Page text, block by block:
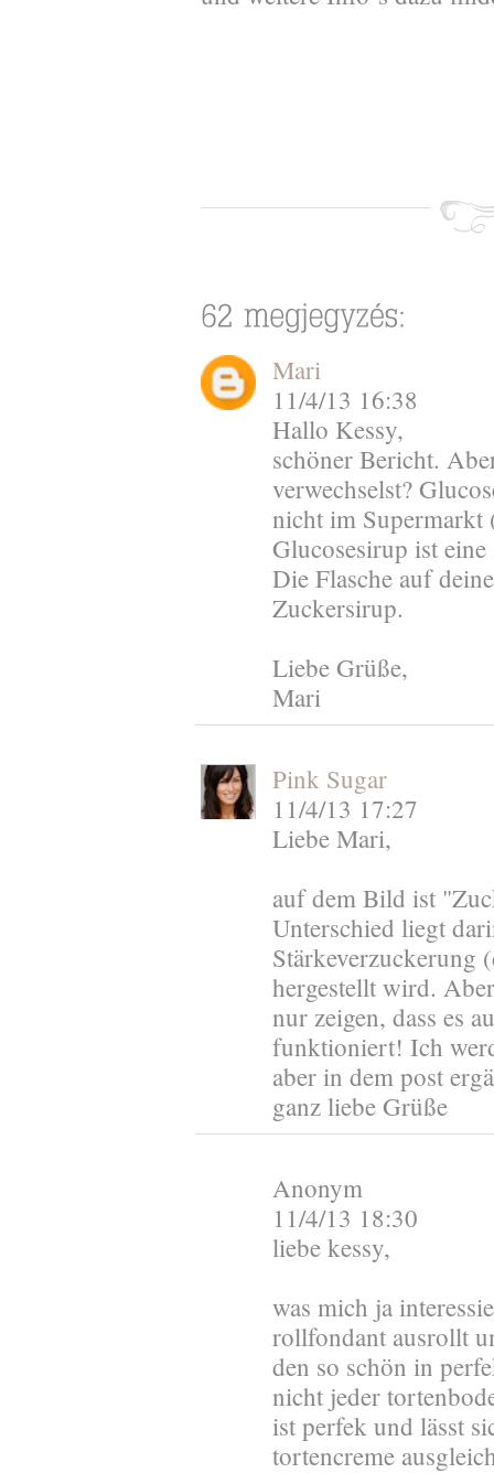
Mari
11/4/13 16:38
Hallo Kessy,
schöner Bericht.
verwechselst?
nicht im
Glucosesirup ist
Die Flasche auf
Zuckersirup.
Liebe Grüße,
Mari
Pink Sugar
11/4/13 17:27
Liebe Mari,
auf dem Bild ist
Unterschied liegt
Stärkeverzuckerung
hergestellt wird.
nur zeigen, dass es
funktioniert! Ich
aber in dem post
ganz liebe Grüße
Anonym
11/4/13 18:30
liebe kessy,
was mich ja
rollfondant ausrollt
den so schön in
nicht jeder
ist perfek und lässt
tortencreme